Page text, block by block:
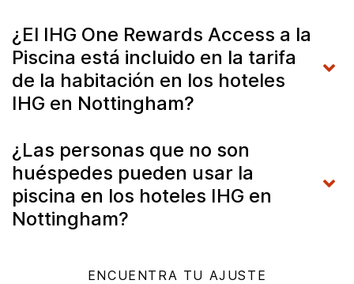
¿El IHG One Rewards Access a la
Piscina está incluido en la tarifa
de la habitación en los hoteles
IHG en Nottingham?
¿Las personas que no son
huéspedes pueden usar la
piscina en los hoteles IHG en
Nottingham?
ENCUENTRA TU AJUSTE